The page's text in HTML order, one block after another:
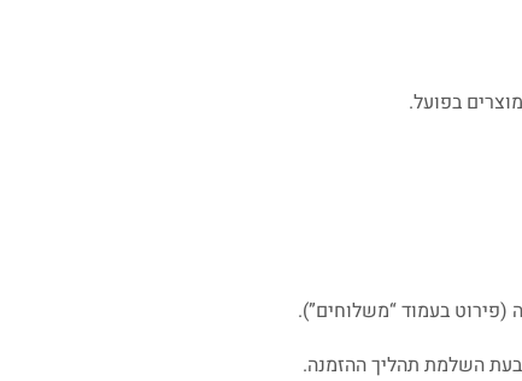
בפועל.
(פירוט בעמוד “משלוחים”).
השלמת תהליך ההזמנה.